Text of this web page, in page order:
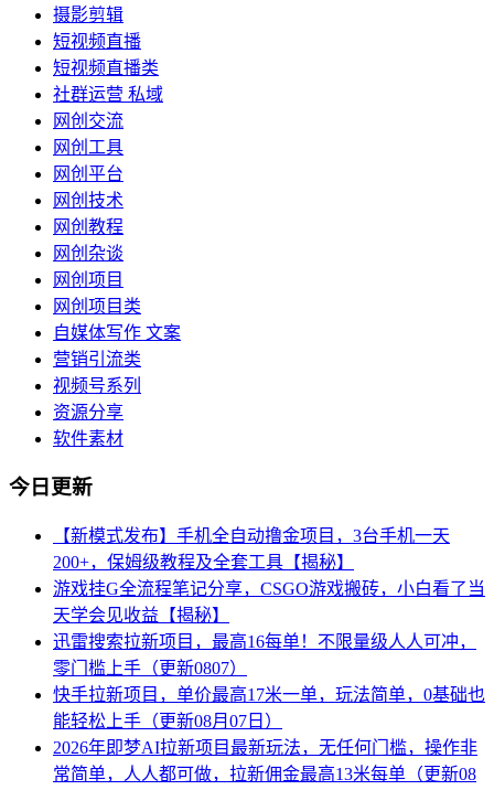
摄影剪辑
短视频直播
短视频直播类
社群运营 私域
网创交流
网创工具
网创平台
网创技术
网创教程
网创杂谈
网创项目
网创项目类
自媒体写作 文案
营销引流类
视频号系列
资源分享
软件素材
今日更新
【新模式发布】手机全自动撸金项目，3台手机一天
200+，保姆级教程及全套工具【揭秘】
游戏挂G全流程笔记分享，CSGO游戏搬砖，小白看了当
天学会见收益【揭秘】
迅雷搜索拉新项目，最高16每单！不限量级人人可冲，
零门槛上手（更新0807）
快手拉新项目，单价最高17米一单，玩法简单，0基础也
能轻松上手（更新08月07日）
2026年即梦AI拉新项目最新玩法，无任何门槛，操作非
常简单，人人都可做，拉新佣金最高13米每单（更新08